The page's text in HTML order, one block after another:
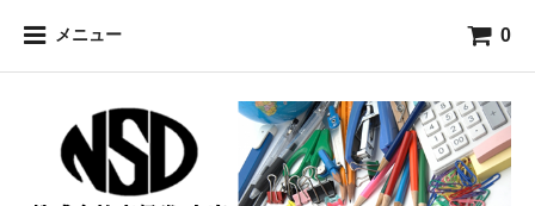
メニュー 0